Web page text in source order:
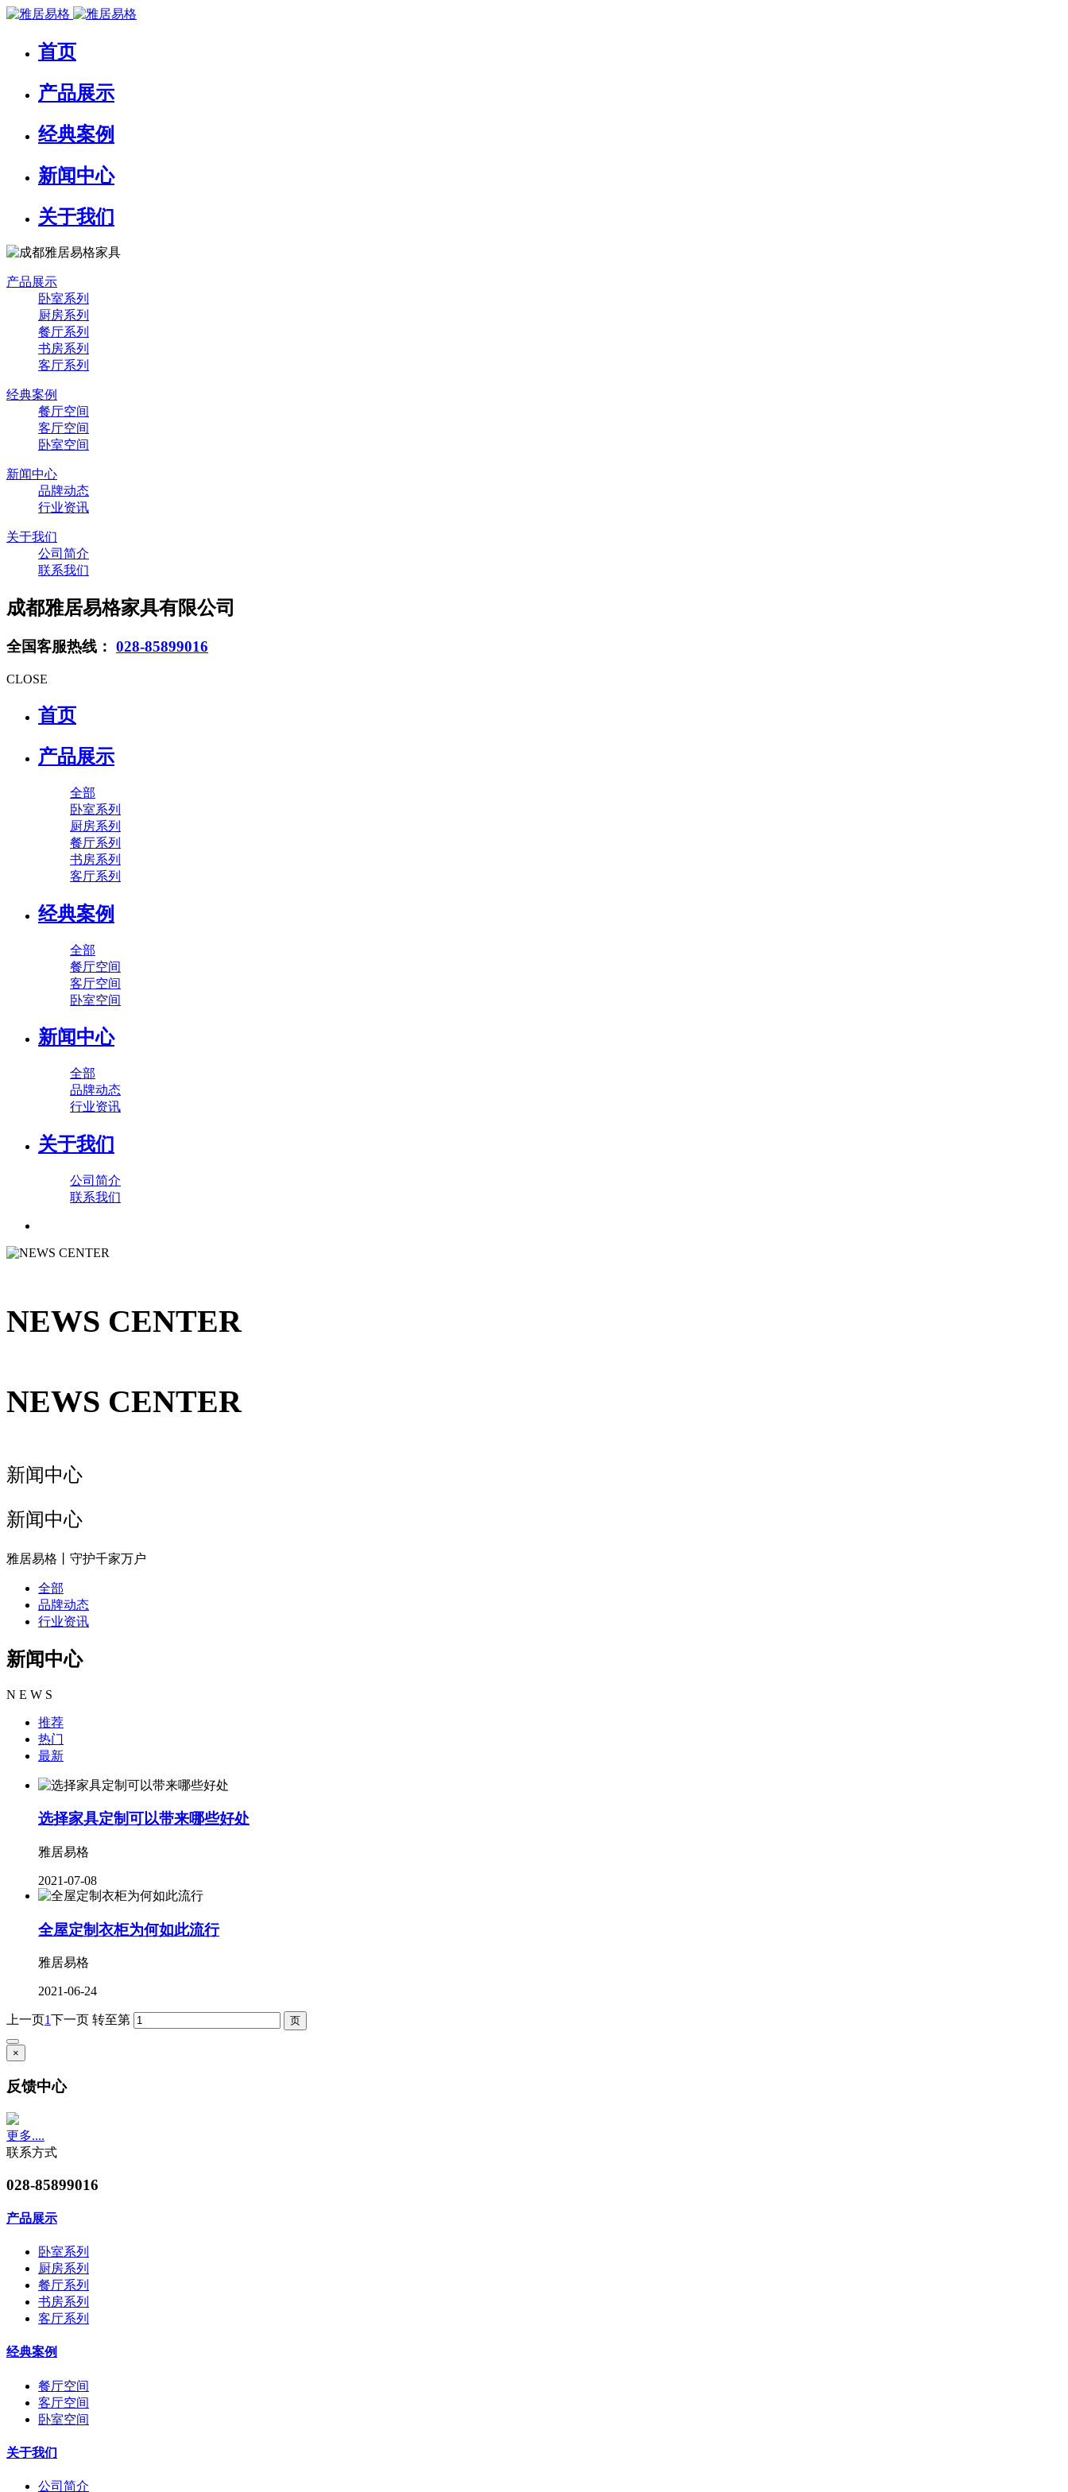
首页
产品展示
经典案例
新闻中心
关于我们
产品展示
卧室系列
厨房系列
餐厅系列
书房系列
客厅系列
经典案例
餐厅空间
客厅空间
卧室空间
新闻中心
品牌动态
行业资讯
关于我们
公司简介
联系我们
成都雅居易格家具有限公司
全国客服热线： 028-85899016
CLOSE
首页
产品展示
全部
卧室系列
厨房系列
餐厅系列
书房系列
客厅系列
经典案例
全部
餐厅空间
客厅空间
卧室空间
新闻中心
全部
品牌动态
行业资讯
关于我们
公司简介
联系我们
NEWS CENTER
NEWS CENTER
新闻中心
新闻中心
雅居易格丨守护千家万户
全部
品牌动态
行业资讯
新闻中心
N E W S
推荐
热门
最新
选择家具定制可以带来哪些好处
雅居易格
2021-07-08
全屋定制衣柜为何如此流行
雅居易格
2021-06-24
上一页1下一页 转至第
×
反馈中心
更多....
联系方式
028-85899016
产品展示
卧室系列
厨房系列
餐厅系列
书房系列
客厅系列
经典案例
餐厅空间
客厅空间
卧室空间
关于我们
公司简介